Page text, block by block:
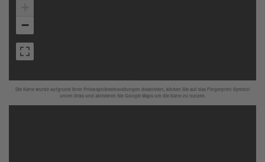
Die Karte wurde aufgrund Ihrer Privatsphäreeinstellungen deaktiviert, klicken Sie auf das Fingerprint Symbol
unten links und aktivieren Sie Google Maps um die Karte zu nutzen.
−